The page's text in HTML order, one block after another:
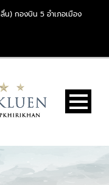
น) กองบิน 5 อำเภอเมือง